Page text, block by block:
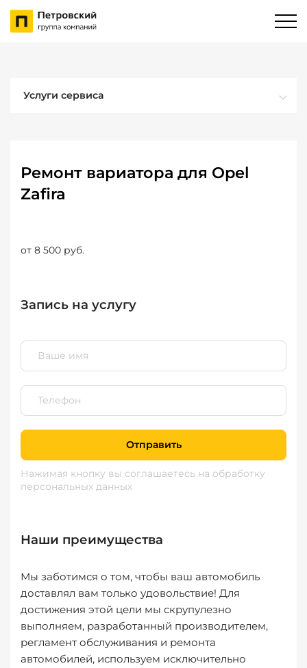
Услуги сервиса
Ремонт вариатора для Opel
Zafira
от 8 500 руб.
Запись на услугу
Отправить
Нажимая кнопку вы соглашаетесь на обработку
персональных данных
Наши преимущества
Мы заботимся о том, чтобы ваш автомобиль
доставлял вам только удовольствие! Для
достижения этой цели мы скрупулезно
выполняем, разработанный производителем,
регламент обслуживания и ремонта
автомобилей, используем исключительно